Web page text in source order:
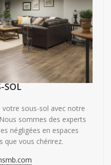
SOL
votre sous-sol avec notre
sommes des experts
négligées en espaces
que vous chérirez.